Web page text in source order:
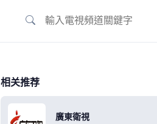
相关推荐
廣東衛視